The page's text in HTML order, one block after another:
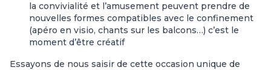
la convivialité et l’amusement peuvent prendre de
nouvelles formes compatibles avec le confinement
(apéro en visio, chants sur les balcons…) c’est le
moment d’être créatif
Essayons de nous saisir de cette occasion unique de